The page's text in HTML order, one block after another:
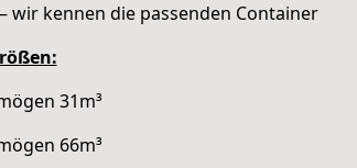
wir kennen die passenden Container
31m³
66m³